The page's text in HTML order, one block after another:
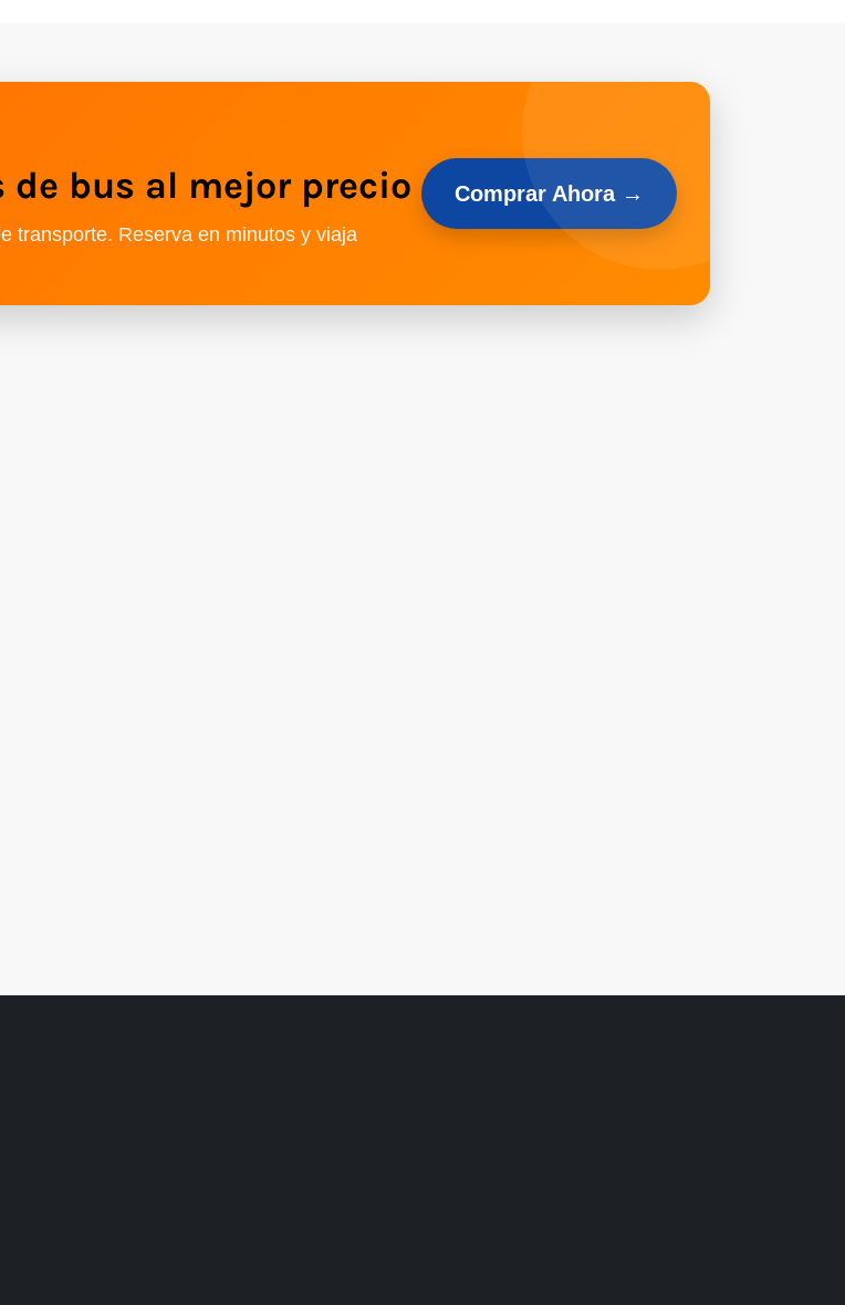
bus al mejor precio
transporte. Reserva en minutos y viaja
Comprar Ahora →